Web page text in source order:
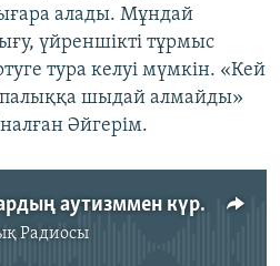
алады. Мұндай
үйреншікті тұрмыс
тура келуі мүмкін. «Кей
шыдай алмайды»
Әйгерім.
Баласы дертті аналардың аутизммен күресі
Радиосы
currently available